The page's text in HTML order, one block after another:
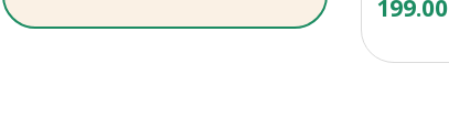
199.00